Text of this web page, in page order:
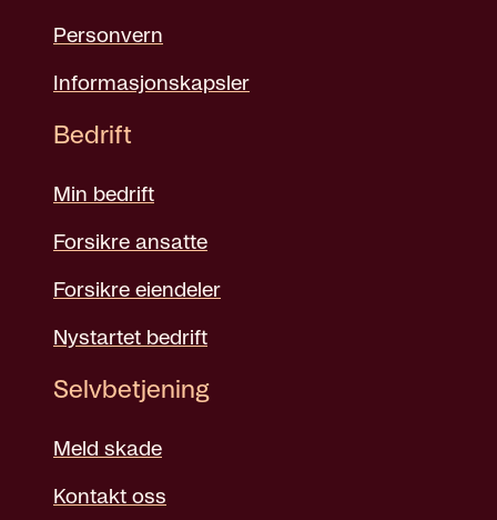
Personvern
Informasjonskapsler
Bedrift
Min bedrift
Forsikre ansatte
Forsikre eiendeler
Nystartet bedrift
Selvbetjening
Meld skade
Kontakt oss